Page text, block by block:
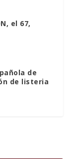
el 67,
de
de listeria